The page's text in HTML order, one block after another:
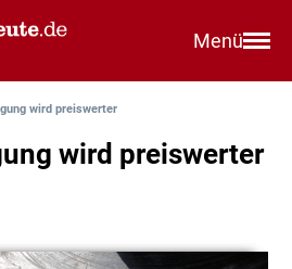
Menü
wird preiswerter
wird preiswerter